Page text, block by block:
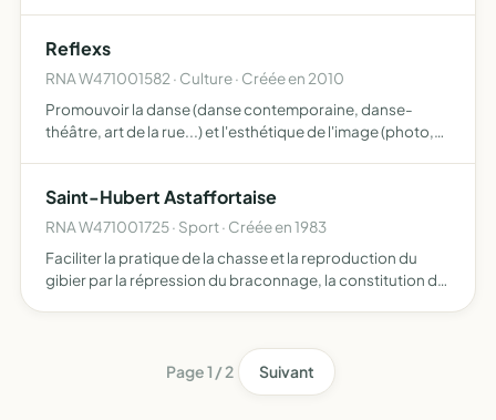
Reflexs
RNA W471001582 · Culture · Créée en 2010
Promouvoir la danse (danse contemporaine, danse-
théâtre, art de la rue...) et l'esthétique de l'image (photo,
Saint-Hubert Astaffortaise
RNA W471001725 · Sport · Créée en 1983
Faciliter la pratique de la chasse et la reproduction du
gibier par la répression du braconnage, la constitution de
Page 1 / 2 Suivant